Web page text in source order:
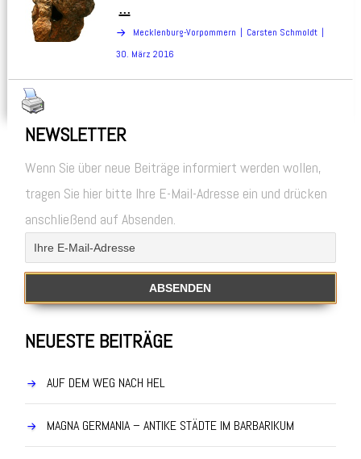
…
Mecklenburg-Vorpommern
Carsten Schmoldt
30. März 2016
NEWSLETTER
Wenn Sie über neue Beiträge informiert werden wollen,
tragen Sie hier bitte Ihre E-Mail-Adresse ein und drücken
anschließend auf Absenden.
NEUESTE BEITRÄGE
AUF DEM WEG NACH HEL
MAGNA GERMANIA – ANTIKE STÄDTE IM BARBARIKUM